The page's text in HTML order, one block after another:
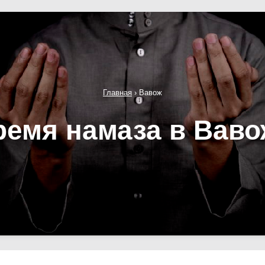
Главная › Вавож
намаза в